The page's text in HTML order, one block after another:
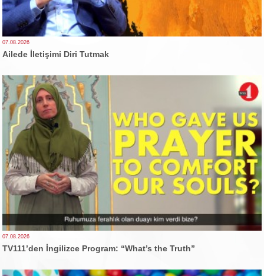
07.08.2026
Ailede İletişimi Diri Tutmak
07.08.2026
TV111’den İngilizce Program: “What’s the Truth”